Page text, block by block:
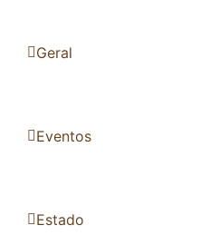
Geral
Eventos
Estado